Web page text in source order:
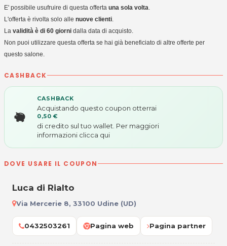
E' possibile usufruire di questa offerta una sola volta
L'offerta è rivolta solo alle nuove clienti
La validità è di 60 giorni dalla data di acquisto.
Non puoi utilizzare questa offerta se hai già beneficiato di altre offerte per
questo salone.
CASHBACK
CASHBACK
Acquistando questo coupon otterrai
0,50 €
di credito sul tuo wallet. Per maggiori
informazioni clicca qui
DOVE USARE IL COUPON
Luca di Rialto
Via Mercerie 8, 33100 Udine (UD)
0432503261 Pagina web Pagina partner